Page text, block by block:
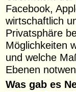
Facebook,
wirtschaftlich
Privatsphäre
Möglichkeiten
und welche
Ebenen
Was gab es